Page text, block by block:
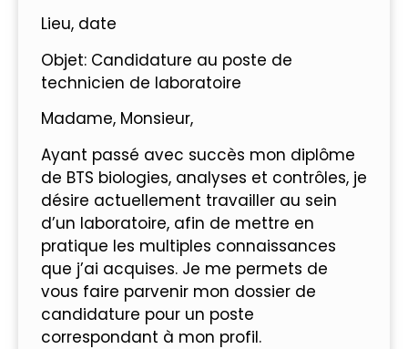
Lieu, date
Objet: Candidature au poste de
technicien de laboratoire
Madame, Monsieur,
Ayant passé avec succès mon diplôme
de BTS biologies, analyses et contrôles, je
désire actuellement travailler au sein
d’un laboratoire, afin de mettre en
pratique les multiples connaissances
que j’ai acquises. Je me permets de
vous faire parvenir mon dossier de
candidature pour un poste
correspondant à mon profil.